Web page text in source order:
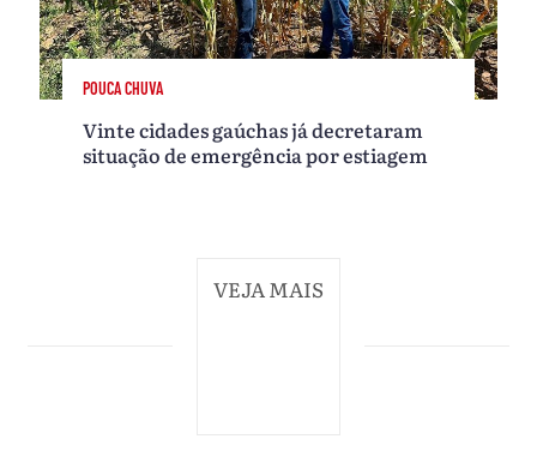
POUCA CHUVA
Vinte cidades gaúchas já decretaram
situação de emergência por estiagem
VEJA MAIS